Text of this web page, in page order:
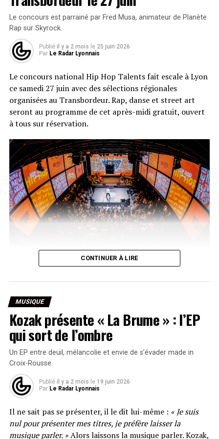
Le concours est parrainé par Fred Musa, animateur de Planète
Rap sur Skyrock.
Publié il y a 2 mois le 25 juin 2026
Par Le Radar Lyonnais
Le concours national Hip Hop Talents fait escale à Lyon
ce samedi 27 juin avec des sélections régionales
organisées au Transbordeur. Rap, danse et street art
seront au programme de cet après-midi gratuit, ouvert
à tous sur réservation.
La finale aura lieu à la Gaîté Lyrique à Paris. •
BsmK – Hip Hop Talents
Initié par les espaces culturels E.Leclerc et désormais à
comme un accélérateur de carrière pour les artistes
émergents. Les lauréats de la finale nationale, prévue le
19 septembre à la Gaîté Lyrique à Paris, repartiront avec
une dotation totale de 15 000 euros.
Pour les sélections lyonnaises, le jury réunit des figures
reconnues de la culture urbaine. Benjamin Epps,
rappeur dont le style boom bap très technique lui a valu
une solide réputation depuis ses premiers EPs en 2020,
rejoint le jury rap. Il est accompagné de Laura Nala,
danseuse de haut niveau qui a co-chorégraphié la
cérémonie d’ouverture des JO de Paris 2024 et de Scaf,
CONTINUER À LIRE
MUSIQUE
Kozak présente « La Brume » : l’EP
qui sort de l’ombre
Un EP entre deuil, mélancolie et envie de s’évader made in
Croix-Rousse.
Publié il y a 2 mois le 19 juin 2026
Par Le Radar Lyonnais
Il ne sait pas se présenter, il le dit lui-même : « Je suis
nul pour présenter mes titres, je préfère laisser la
musique parler. »Alors laissons la musique parler. Kozak,